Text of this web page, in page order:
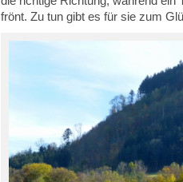
frönt. Zu tun gibt es für sie zum